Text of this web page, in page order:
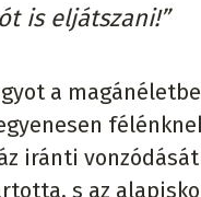
is eljátszani!”
a
iránti
s az